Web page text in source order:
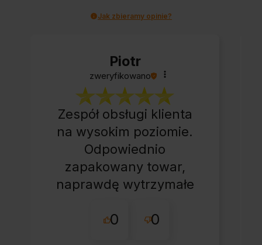
Jak zbieramy opinie?
Piotr
zweryfikowano
Zespół obsługi klienta
na wysokim poziomie.
Odpowiednio
zapakowany towar,
naprawdę wytrzymałe
Wszystko ok, bez
0 0